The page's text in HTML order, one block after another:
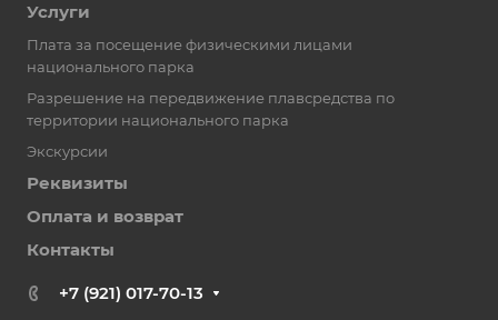
Услуги
Плата за посещение физическими лицами
национального парка
Разрешение на передвижение плавсредства по
территории национального парка
Экскурсии
Реквизиты
Оплата и возврат
Контакты
+7 (921) 017-70-13